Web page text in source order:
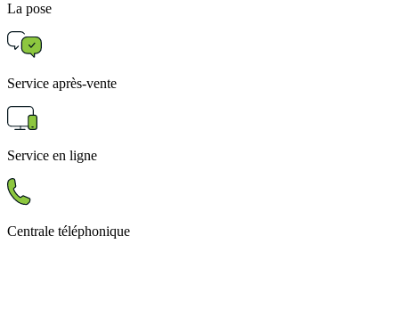
La pose
Service après-vente
Service en ligne
Centrale téléphonique